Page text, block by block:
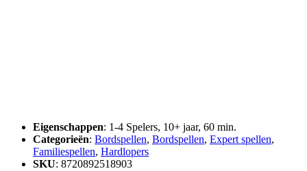
Eigenschappen: 1-4 Spelers, 10+ jaar, 60 min.
Categorieën: Bordspellen, Bordspellen, Expert spellen,
Familiespellen, Hardlopers
SKU: 8720892518903